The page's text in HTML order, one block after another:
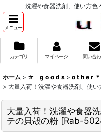
洗濯や食器洗剤、使い方
メニュー
カテゴリ マイページ 問い合
ホーム > ☆ g o o d s > o t h e r
> 大量入荷！洗濯や食器洗剤、使
大量入荷！洗濯や食器
テの貝殻の粉 [Rab-